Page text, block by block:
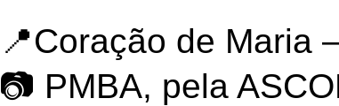
📍Coração de Maria
📷 PMBA, pela